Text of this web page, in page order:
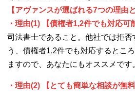
【アヴァンスが選ばれる7つの理由
・理由(1) 【債権者1,2件でも対応可
司法書士であること。他社では拒否
う、債権者1,2件でも対応するとこ
ますので、あなたにもオススメです
・理由(2) 【とても簡単な相談が無料